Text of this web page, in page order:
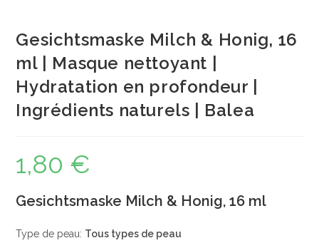
Gesichtsmaske Milch & Honig, 16
ml | Masque nettoyant |
Hydratation en profondeur |
Ingrédients naturels | Balea
1,80 €
Gesichtsmaske Milch & Honig, 16 ml
Type de peau: Tous types de peau